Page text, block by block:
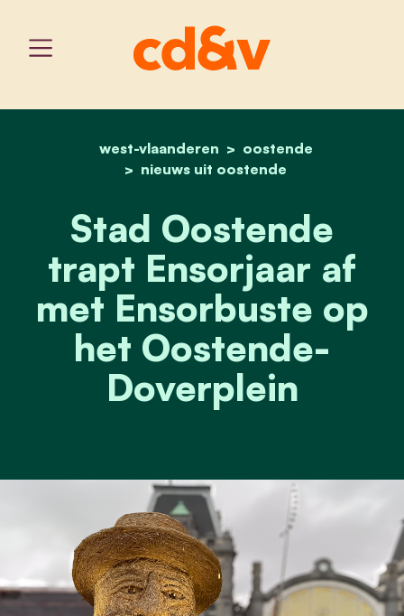
home
west-vlaanderen
oostende
nieuws uit oostende
stad oostende trapt
Stad Oostende
trapt Ensorjaar af
met Ensorbuste op
het Oostende-
Doverplein